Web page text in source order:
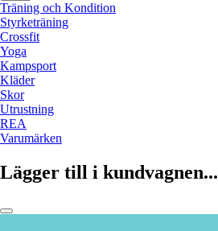
Träning och Kondition
Styrketräning
Crossfit
Yoga
Kampsport
Kläder
Skor
Utrustning
REA
Varumärken
Lägger till i kundvagnen...